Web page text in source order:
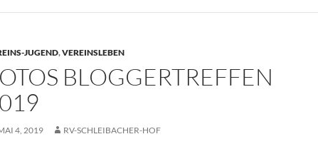
JUGEND,VEREINSLEBEN
BLOGGERTREFFEN
4, 2019 RV-SCHLEIBACHER-HOF